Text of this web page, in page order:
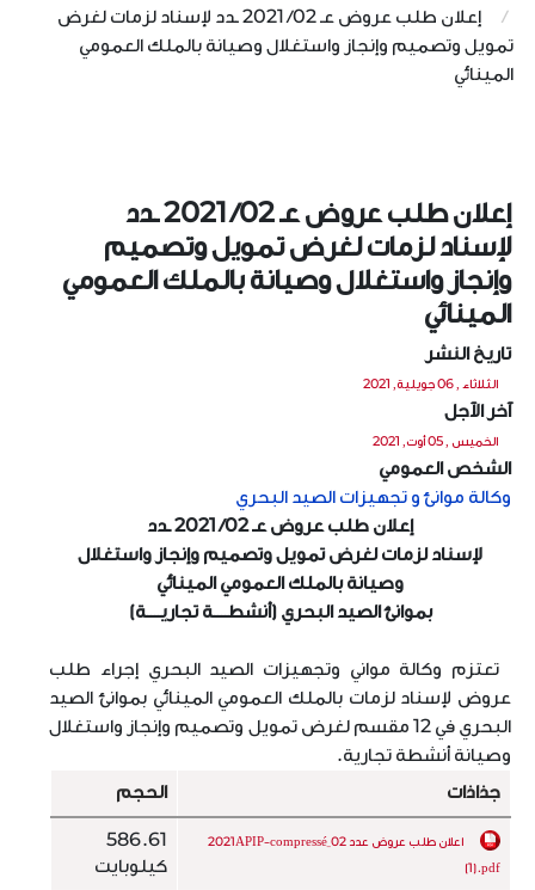
إعلان طلب عروض عـ 02/ 2021 ـدد لإسناد لزمات لغرض
تمويل وتصميم وإنجاز واستغلال وصيانة بالملك العمومي
المينائي
إعلان طلب عروض عـ 02/ 2021 ـدد
لإسناد لزمات لغرض تمويل وتصميم
وإنجاز واستغلال وصيانة بالملك العمومي
المينائي
تاريخ النشر
الثلاثاء , 06 جويلية, 2021
آخر الآجل
الخميس , 05 أوت, 2021
الشخص العمومي
وكالة موانئ و تجهيزات الصيد البحري
إعلان طلب عروضعـ 02/ 2021 ـدد
لإسناد لزمات لغرض تمويل وتصميم وإنجاز واستغلال
وصيانة بالملك العمومي المينائي
بموانئ الصيد البحري (أنشطــــة تجاريــــة)
تعتزم وكالة مواني وتجهيزات الصيد البحري إجراء طلب
عروض لإسناد لزمات بالملك العمومي المينائي بموانئ الصيد
البحري في12 مقسم لغرض تمويل وتصميم وإنجاز واستغلال
وصيانة أنشطة تجارية.
جذاذات
الحجم
اعلان طلب عروض عدد 02_2021APIP-compressé
(1).pdf
586.61
كيلوبايت